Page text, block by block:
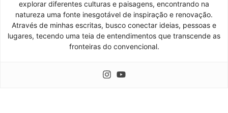
explorar diferentes culturas e paisagens, encontrando na
natureza uma fonte inesgotável de inspiração e renovação.
Através de minhas escritas, busco conectar ideias, pessoas e
lugares, tecendo uma teia de entendimentos que transcende as
fronteiras do convencional.